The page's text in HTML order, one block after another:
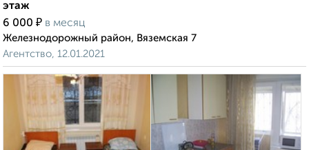
этаж
6 000 ₽ в месяц
Железнодорожный район, Вяземская 7
Агентство, 12.01.2021